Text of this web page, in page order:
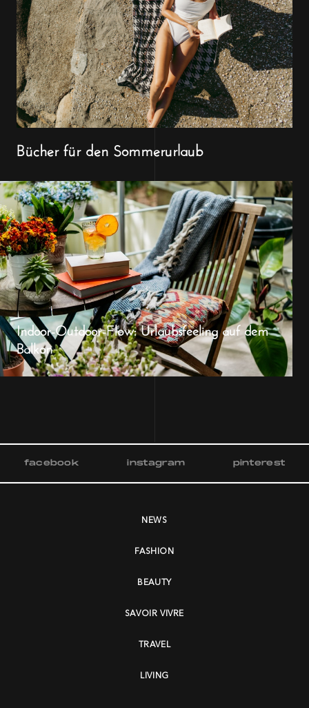
Bücher für den Sommerurlaub
Indoor-Outdoor-Flow: Urlaubsfeeling auf dem
Balkon
facebook instagram pinterest
NEWS
FASHION
BEAUTY
SAVOIR VIVRE
TRAVEL
LIVING